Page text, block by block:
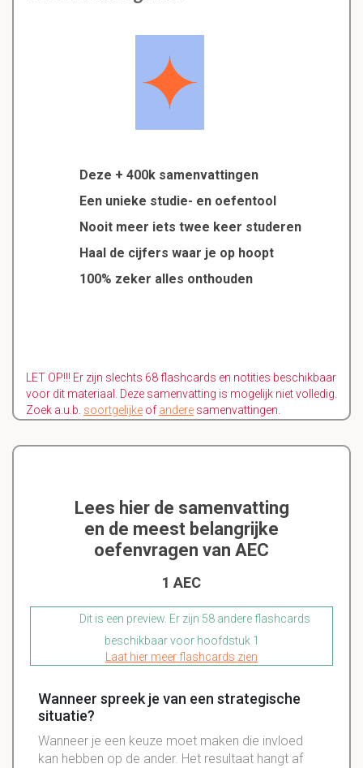
Deze + 400k samenvattingen
Een unieke studie- en oefentool
Nooit meer iets twee keer studeren
Haal de cijfers waar je op hoopt
100% zeker alles onthouden
LET OP!!! Er zijn slechts 68 flashcards en notities beschikbaar
voor dit materiaal. Deze samenvatting is mogelijk niet volledig.
Zoek a.u.b. soortgelijke of andere samenvattingen.
Lees hier de samenvatting
en de meest belangrijke
oefenvragen van AEC
1 AEC
Dit is een preview. Er zijn 58 andere flashcards
beschikbaar voor hoofdstuk 1
Laat hier meer flashcards zien
Wanneer spreek je van een strategische
situatie?
Wanneer je een keuze moet maken die invloed
kan hebben op de ander. Het resultaat hangt af